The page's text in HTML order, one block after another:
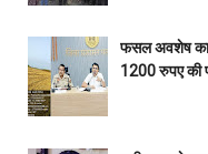
फसल अवशेष का
1200 रुपए की